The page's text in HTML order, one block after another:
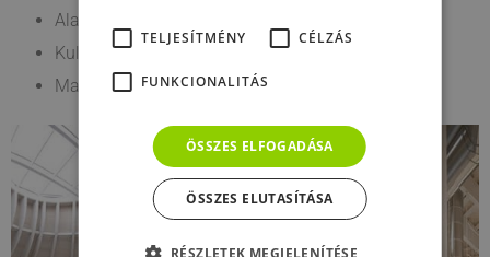
Alacsony rugalmassági modulus
Kultúra és hagyomány
Maximális behatolás
TELJESÍTMÉNY CÉLZÁS
FUNKCIONALITÁS
ÖSSZES ELFOGADÁSA
ÖSSZES ELUTASÍTÁSA
RÉSZLETEK MEGJELENÍTÉSE